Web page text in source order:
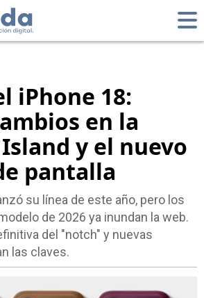
iPhone 18:
en la
y el nuevo
pantalla
su línea de este año, pero los
de 2026 ya inundan la web.
del "notch" y nuevas
las claves.